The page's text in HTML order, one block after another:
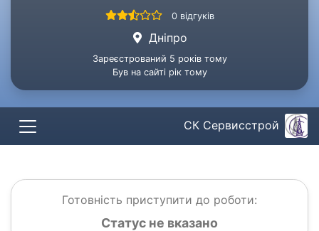
0 відгуків
Дніпро
Зареєстрований 5 років тому
Був на сайті рік тому
СК Сервисстрой
Готовність приступити до роботи:
Статус не вказано